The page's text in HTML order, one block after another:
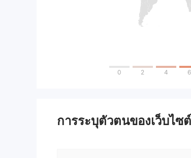
0 2 4 6
การระบุตัวตนของเว็บไซต์